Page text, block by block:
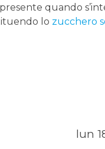
quando
lo zucchero
lun